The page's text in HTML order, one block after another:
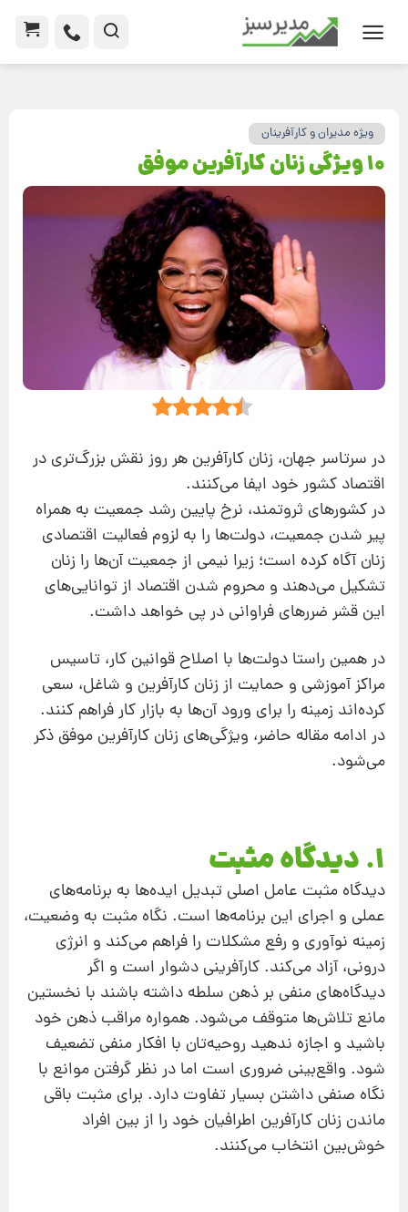
ویژه مدیران و کارآفرینان
۱۰ ویژگی زنان کارآفرین موفق
در سرتاسر جهان، زنان کارآفرین هر روز نقش بزرگ‌تری در
اقتصاد کشور خود ایفا می‌کنند.
در کشورهای ثروتمند، نرخ پایین رشد جمعیت به همراه
پیر شدن جمعیت، دولت‌ها را به لزوم فعالیت اقتصادی
زنان آگاه کرده است؛ زیرا نیمی از جمعیت آن‌ها را زنان
تشکیل می‌دهند و محروم شدن اقتصاد از توانایی‌های
این قشر ضررهای فراوانی در پی خواهد داشت.
در همین راستا دولت‌ها با اصلاح قوانین کار، تاسیس
مراکز آموزشی و حمایت از زنان کارآفرین و شاغل، سعی
کرده‌اند زمینه را برای ورود آن‌ها به بازار کار فراهم کنند.
در ادامه مقاله حاضر، ویژگی‌های زنان کارآفرین موفق ذکر
می‌شود.
۱. دیدگاه مثبت
دیدگاه مثبت عامل اصلی تبدیل ایده‌ها به برنامه‌های
عملی و اجرای این برنامه‌ها است. نگاه مثبت به وضعیت،
زمینه نوآوری و رفع مشکلات را فراهم می‌کند و انرژی
درونی، آزاد می‌کند. کارآفرینی دشوار است و اگر
دیدگاه‌های منفی بر ذهن سلطه داشته باشند با نخستین
مانع تلاش‌ها متوقف می‌شود. همواره مراقب ذهن خود
باشید و اجازه ندهید روحیه‌تان با افکار منفی تضعیف
شود. واقع‌بینی ضروری است اما در نظر گرفتن موانع با
نگاه صنفی داشتن بسیار تفاوت دارد. برای مثبت باقی
ماندن زنان کارآفرین اطرافیان خود را از بین افراد
خوش‌بین انتخاب می‌کنند.